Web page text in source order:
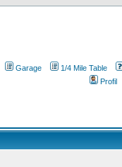
Garage
1/4 Mile Table
Profil